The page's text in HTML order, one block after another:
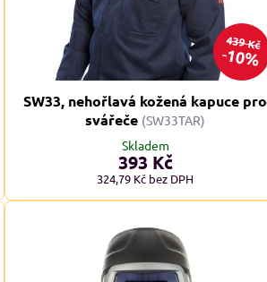
439 Kč
10%
SW33, nehořlavá kožená kapuce pro
svářeče (SW33TAR)
Skladem
393 Kč
324,79 Kč bez DPH
od 239 Kč
bez DPH
AKCE